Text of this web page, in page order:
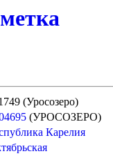
(Уросозеро)
(УРОСОЗЕРО)
Карелия